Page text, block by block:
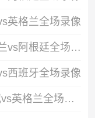
英格兰全场录像
07月16日世界杯半决赛英格兰vs阿根廷全场录像
西班牙全场录像
07月12日世界杯1/4决赛挪威vs英格兰全场录像